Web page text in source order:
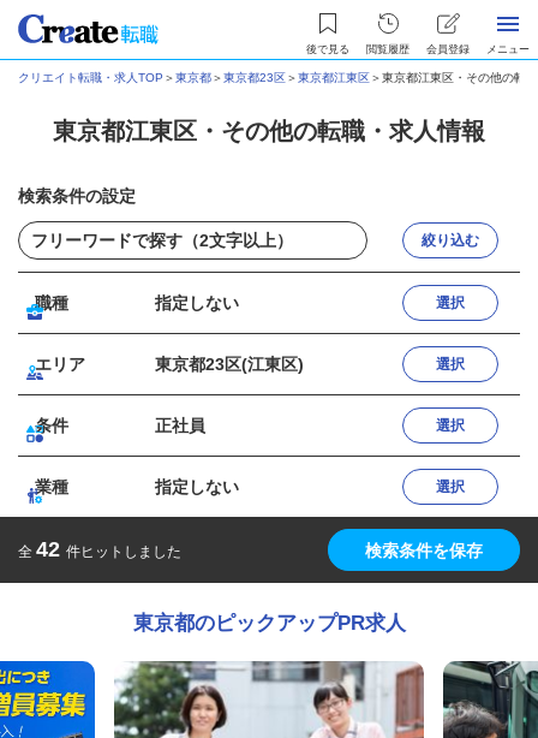
後で見る 閲覧履歴 会員登録 メニュー
クリエイト転職・求人TOP ＞東京都＞東京都23区＞東京都江東区＞東京都江東区・その他の転
東京都江東区・その他の転職・求人情報
検索条件の設定
絞り込む
職種 指定しない 選択
エリア 東京都23区(江東区) 選択
条件 正社員 選択
業種 指定しない 選択
全 42 件ヒットしました 検索条件を保存
東京都のピックアップPR求人